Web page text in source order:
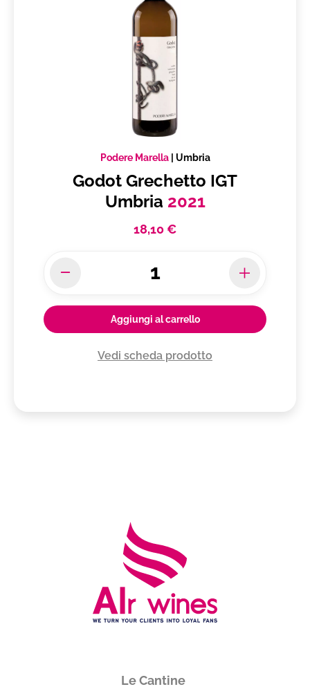
Podere Marella| Umbria
Godot Grechetto IGT
Umbria 2021
18,10 €
Aggiungi al carrello
Vedi scheda prodotto
Le Cantine